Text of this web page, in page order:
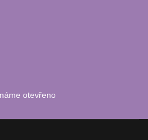
otevřeno